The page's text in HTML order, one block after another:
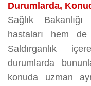
Durumlarda,
Sağlık
hastaları hem de
Saldırganlık
durumlarda
konuda uzman